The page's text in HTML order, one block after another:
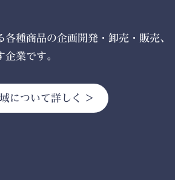
種商品の企画開発・卸売・販売、
業です。
について詳しく >